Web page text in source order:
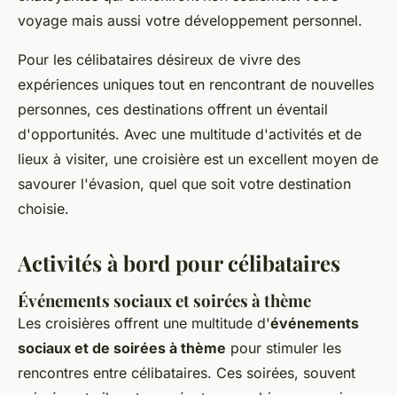
voyage mais aussi votre développement personnel.
Pour les célibataires désireux de vivre des
expériences uniques tout en rencontrant de nouvelles
personnes, ces destinations offrent un éventail
d'opportunités. Avec une multitude d'activités et de
lieux à visiter, une croisière est un excellent moyen de
savourer l'évasion, quel que soit votre destination
choisie.
Activités à bord pour célibataires
Événements sociaux et soirées à thème
Les croisières offrent une multitude d'événements
sociaux et de soirées à thème pour stimuler les
rencontres entre célibataires. Ces soirées, souvent